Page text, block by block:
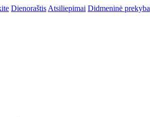
Dienoraštis Atsiliepimai Didmeninė prekyba